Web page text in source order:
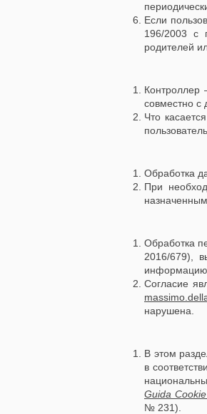
Если
196/2003 с
родителей
Контроллер
совместно с
Что
Обработка
При
Обработка
2016/679),
информацию.
Согласие
нарушена.
В этом
в
Guida
№ 231).